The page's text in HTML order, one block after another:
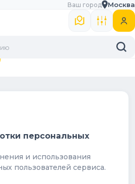
Ваш город
Москва
города с постоянной
персональных
и использования
пользователей сервиса.